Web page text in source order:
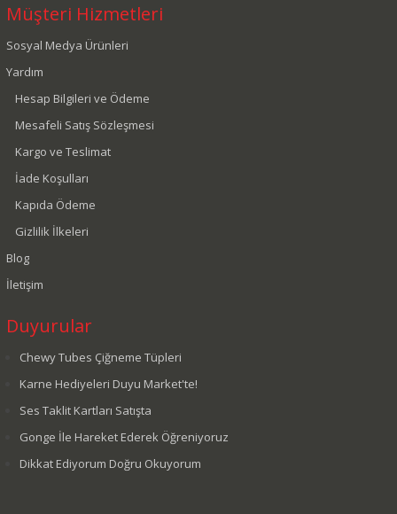
Müşteri Hizmetleri
Sosyal Medya Ürünleri
Yardım
Hesap Bilgileri ve Ödeme
Mesafeli Satış Sözleşmesi
Kargo ve Teslimat
İade Koşulları
Kapıda Ödeme
Gizlilik İlkeleri
Blog
İletişim
Duyurular
Chewy Tubes Çiğneme Tüpleri
Karne Hediyeleri Duyu Market'te!
Ses Taklit Kartları Satışta
Gonge İle Hareket Ederek Öğreniyoruz
Dikkat Ediyorum Doğru Okuyorum